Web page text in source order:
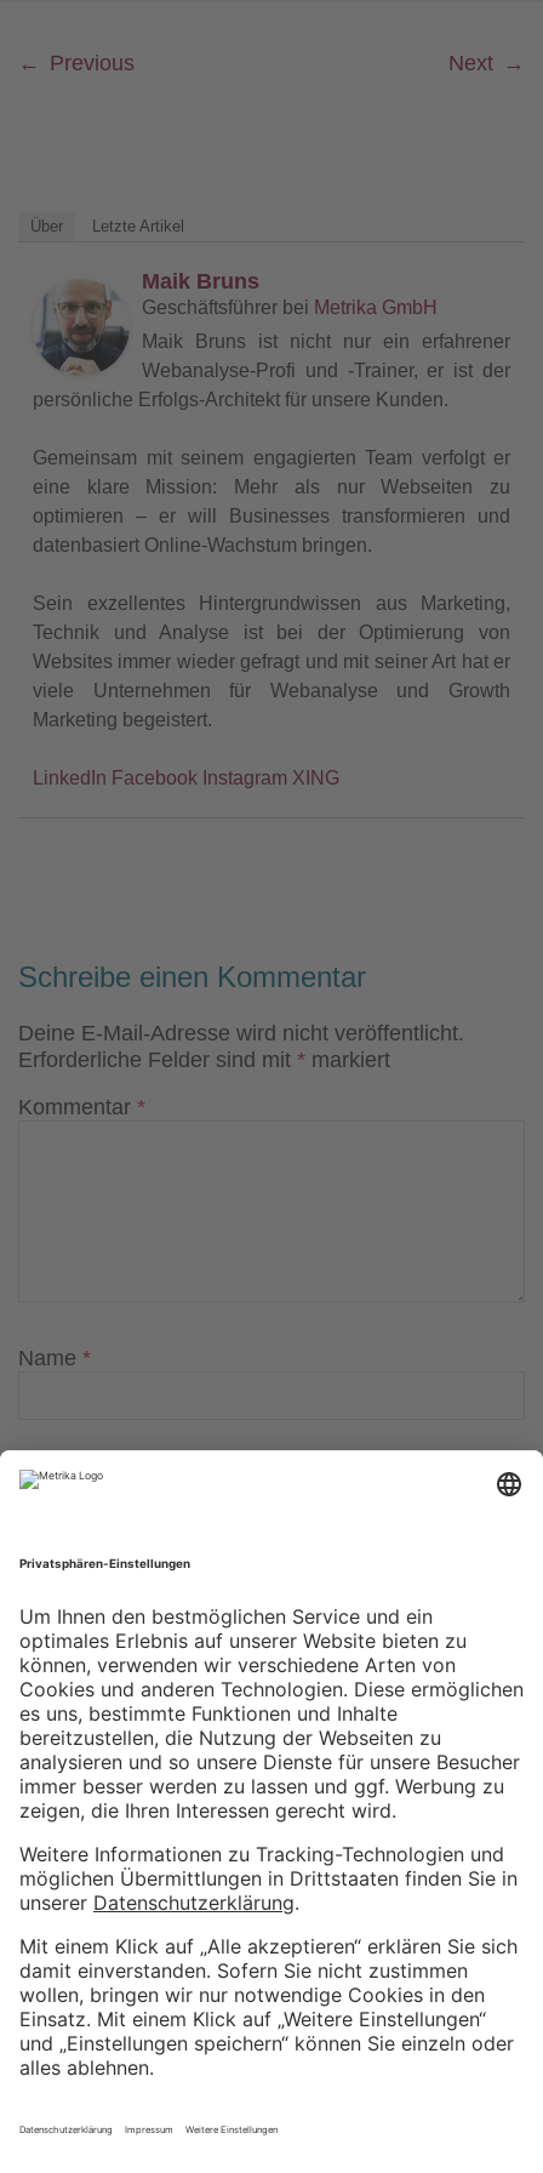
← Previous Next →
Über Letzte Artikel
Maik Bruns
Geschäftsführer bei Metrika GmbH
Maik Bruns ist nicht nur ein erfahrener
Webanalyse-Profi und -Trainer, er ist der
persönliche Erfolgs-Architekt für unsere Kunden.
Gemeinsam mit seinem engagierten Team verfolgt er
eine klare Mission: Mehr als nur Webseiten zu
optimieren – er will Businesses transformieren und
datenbasiert Online-Wachstum bringen.
Sein exzellentes Hintergrundwissen aus Marketing,
Technik und Analyse ist bei der Optimierung von
Websites immer wieder gefragt und mit seiner Art hat er
viele Unternehmen für Webanalyse und Growth
Marketing begeistert.
LinkedIn Facebook Instagram XING
Schreibe einen Kommentar
Deine E-Mail-Adresse wird nicht veröffentlicht.
Erforderliche Felder sind mit * markiert
Kommentar *
Name *
Website
Weitere Informationen
Impressum
Kostenloser Growth Engine Call
Datenschutzerklärung
AGB
Wir sind Proven Expert
Kundenbewertungen und Erfahrungen zu
Metrika GmbH
100
%
SEHR GUT